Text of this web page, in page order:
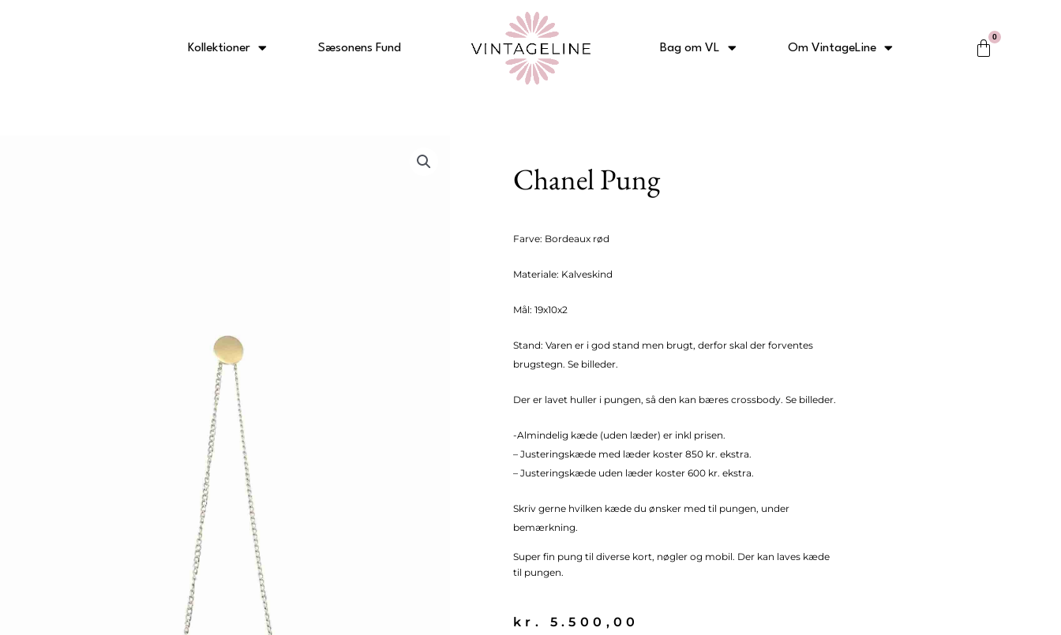
Kollektioner Sæsonens Fund Bag om VL Om VintageLine
0
Kurv
Chanel Pung
Farve: Bordeaux rød
Materiale: Kalveskind
Mål: 19x10x2
Stand: Varen er i god stand men brugt, derfor skal der forventes
brugstegn. Se billeder.
Der er lavet huller i pungen, så den kan bæres crossbody. Se billeder.
-Almindelig kæde (uden læder) er inkl prisen.
– Justeringskæde med læder koster 850 kr. ekstra.
– Justeringskæde uden læder koster 600 kr. ekstra.
Skriv gerne hvilken kæde du ønsker med til pungen, under
bemærkning.
Super fin pung til diverse kort, nøgler og mobil. Der kan laves kæde
til pungen.
kr. 5.500,00